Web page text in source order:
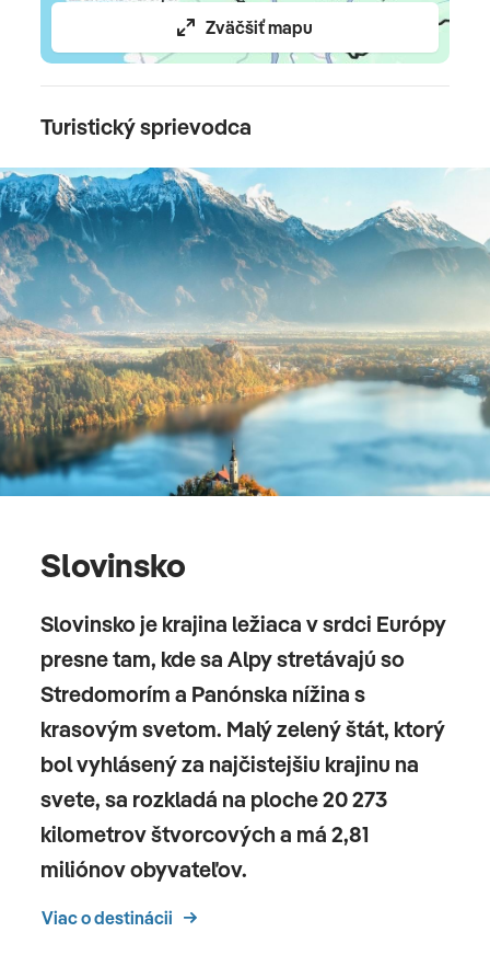
Zväčšiť mapu
Turistický sprievodca
Slovinsko
Slovinsko je krajina ležiaca v srdci Európy
presne tam, kde sa Alpy stretávajú so
Stredomorím a Panónska nížina s
krasovým svetom. Malý zelený štát, ktorý
bol vyhlásený za najčistejšiu krajinu na
svete, sa rozkladá na ploche 20 273
kilometrov štvorcových a má 2,81
miliónov obyvateľov.
Viac o destinácii